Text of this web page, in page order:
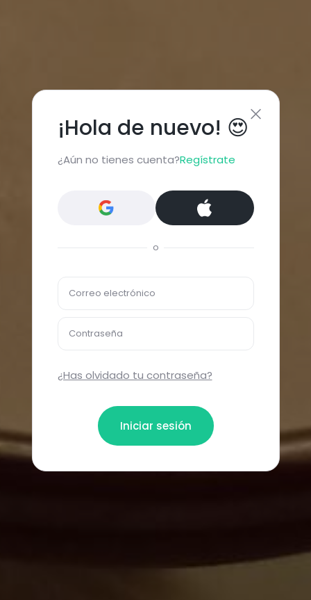
¡Hola de nuevo! 😍
¿Aún no tienes cuenta?Regístrate
o
Correo electrónico
Contraseña
¿Has olvidado tu contraseña?
Iniciar sesión